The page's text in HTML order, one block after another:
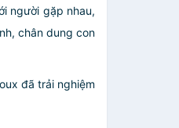
người gặp nhau,
chân dung con
đã trải nghiệm